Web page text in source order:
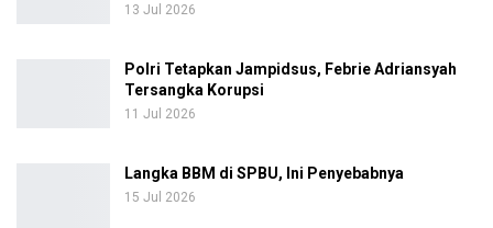
13 Jul 2026
Polri Tetapkan Jampidsus, Febrie Adriansyah
Tersangka Korupsi
11 Jul 2026
Langka BBM di SPBU, Ini Penyebabnya
15 Jul 2026